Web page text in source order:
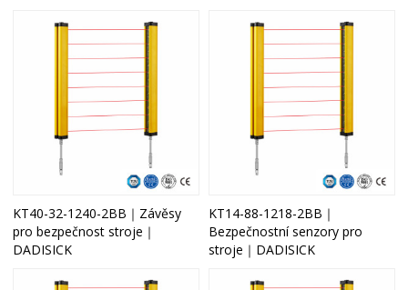
KT40-32-1240-2BB｜Závěsy
pro bezpečnost stroje｜
DADISICK
KT14-88-1218-2BB｜
Bezpečnostní senzory pro
stroje｜DADISICK